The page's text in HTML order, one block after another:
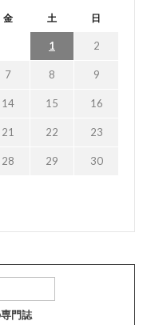
金 土 日
1 2
7 8 9
14 15 16
21 22 23
28 29 30
門誌